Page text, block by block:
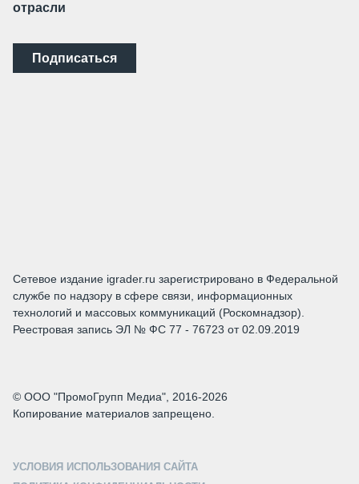
отрасли
Подписаться
Сетевое издание igrader.ru зарегистрировано в Федеральной
службе по надзору в сфере связи, информационных
технологий и массовых коммуникаций (Роскомнадзор).
Реестровая запись ЭЛ № ФС 77 - 76723 от 02.09.2019
© ООО "ПромоГрупп Медиа", 2016-2026
Копирование материалов запрещено.
УСЛОВИЯ ИСПОЛЬЗОВАНИЯ САЙТА